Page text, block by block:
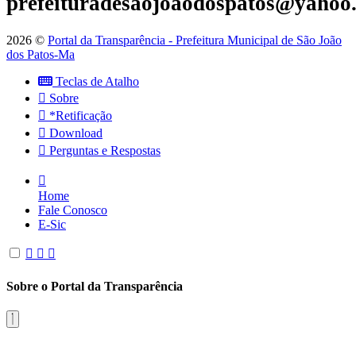
2026 © Portal da Transparência - Prefeitura Municipal de São João
dos Patos-Ma
Teclas de Atalho
Sobre
*Retificação
Download
Perguntas e Respostas
Home
Fale Conosco
E-Sic
Sobre o Portal da Transparência